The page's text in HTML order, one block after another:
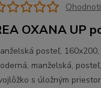
OXANA UP
posteľ,
manželská,
s úložným